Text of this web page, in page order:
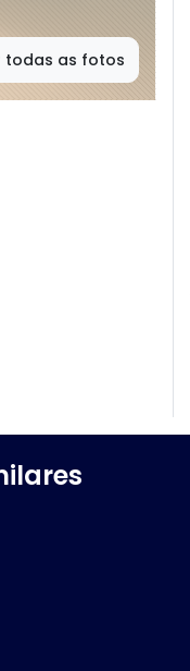
todas as fotos